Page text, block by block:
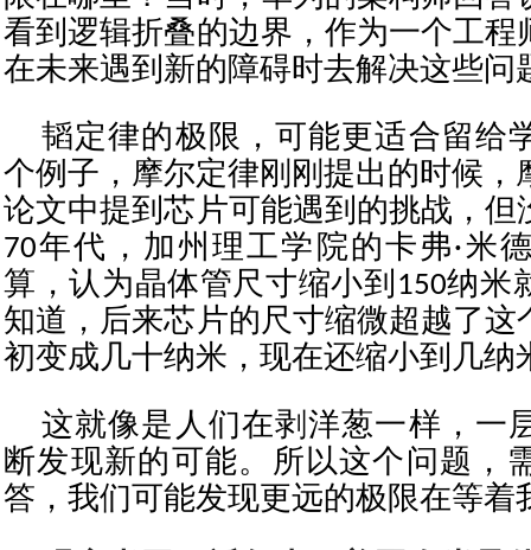
看到逻辑折叠的边界，作为一个工程
在未来遇到新的障碍时去解决这些问
韬定律的极限，可能更适合留给
个例子，摩尔定律刚刚提出的时候，
论文中提到芯片可能遇到的挑战，但
70年代，加州理工学院的卡弗·米
算，认为晶体管尺寸缩小到150纳米
知道，后来芯片的尺寸缩微超越了这
初变成几十纳米，现在还缩小到几纳
这就像是人们在剥洋葱一样，一
断发现新的可能。所以这个问题，
答，我们可能发现更远的极限在等着